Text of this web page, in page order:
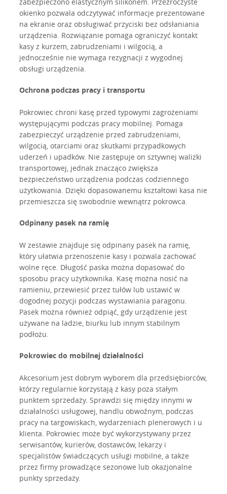
okienko pozwala odczytywać informacje prezentowane
na ekranie oraz obsługiwać przyciski bez odsłaniania
urządzenia. Rozwiązanie pomaga ograniczyć kontakt
kasy z kurzem, zabrudzeniami i wilgocią, a
jednocześnie nie wymaga rezygnacji z wygodnej
obsługi urządzenia.
Ochrona podczas pracy i transportu
Pokrowiec chroni kasę przed typowymi zagrożeniami
występującymi podczas pracy mobilnej. Pomaga
zabezpieczyć urządzenie przed zabrudzeniami,
wilgocią, otarciami oraz skutkami przypadkowych
uderzeń i upadków. Nie zastępuje on sztywnej walizki
transportowej, jednak znacząco zwiększa
bezpieczeństwo urządzenia podczas codziennego
użytkowania. Dzięki dopasowanemu kształtowi kasa nie
przemieszcza się swobodnie wewnątrz pokrowca.
Odpinany pasek na ramię
W zestawie znajduje się odpinany pasek na ramię,
który ułatwia przenoszenie kasy i pozwala zachować
wolne ręce. Długość paska można dopasować do
sposobu pracy użytkownika. Kasę można nosić na
ramieniu, przewiesić przez tułów lub ustawić w
dogodnej pozycji podczas wystawiania paragonu.
Pasek można również odpiąć, gdy urządzenie jest
używane na ladzie, biurku lub innym stabilnym
podłożu.
Pokrowiec do mobilnej działalności
Akcesorium jest dobrym wyborem dla przedsiębiorców,
którzy regularnie korzystają z kasy poza stałym
punktem sprzedaży. Sprawdzi się między innymi w
działalności usługowej, handlu obwoźnym, podczas
pracy na targowiskach, wydarzeniach plenerowych i u
klienta. Pokrowiec może być wykorzystywany przez
serwisantów, kurierów, dostawców, lekarzy i
specjalistów świadczących usługi mobilne, a także
przez firmy prowadzące sezonowe lub okazjonalne
punkty sprzedaży.